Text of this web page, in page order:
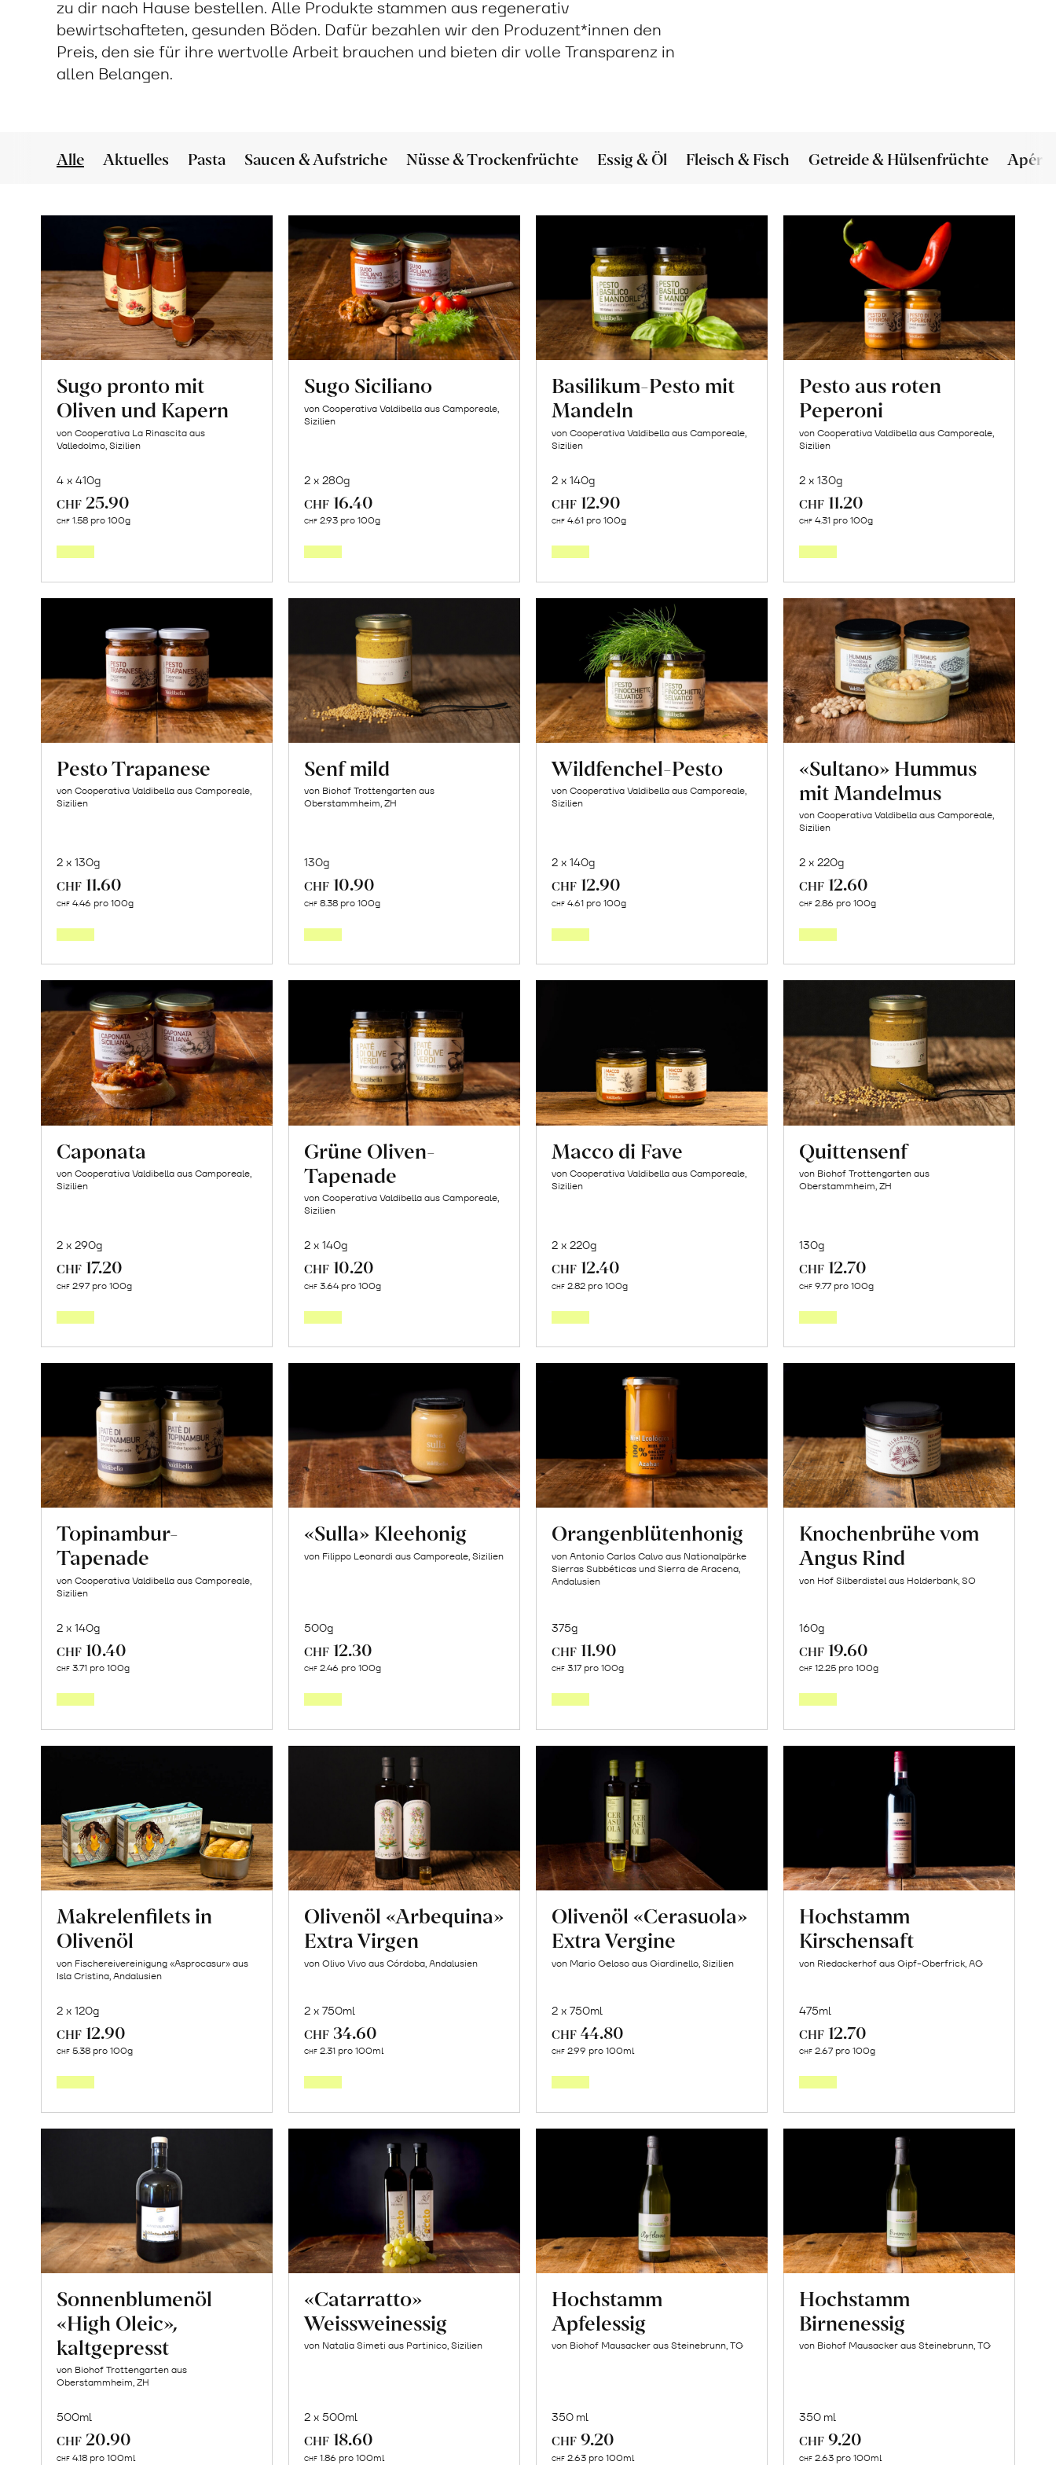
zu dir nach Hause bestellen. Alle Produkte stammen aus regenerativ
bewirtschafteten, gesunden Böden. Dafür bezahlen wir den Produzent*innen den
Preis, den sie für ihre wertvolle Arbeit brauchen und bieten dir volle Transparenz in
allen Belangen.
Alle Aktuelles Pasta Saucen & Aufstriche Nüsse & Trockenfrüchte Essig & Öl Fleisch & Fisch Getreide & Hülsenfrüchte Apéro
Sugo pronto mit
Oliven und Kapern
von Cooperativa La Rinascita aus
Valledolmo, Sizilien
4 x 410g
CHF 25.90
CHF 1.58 pro 100g
Sugo Siciliano
von Cooperativa Valdibella aus Camporeale,
Sizilien
2 x 280g
CHF 16.40
CHF 2.93 pro 100g
Basilikum-Pesto mit
Mandeln
von Cooperativa Valdibella aus Camporeale,
Sizilien
2 x 140g
CHF 12.90
CHF 4.61 pro 100g
Pesto aus roten
Peperoni
von Cooperativa Valdibella aus Camporeale,
Sizilien
2 x 130g
CHF 11.20
CHF 4.31 pro 100g
Pesto Trapanese
von Cooperativa Valdibella aus Camporeale,
Sizilien
2 x 130g
CHF 11.60
CHF 4.46 pro 100g
Senf mild
von Biohof Trottengarten aus
Oberstammheim, ZH
130g
CHF 10.90
CHF 8.38 pro 100g
Wildfenchel-Pesto
von Cooperativa Valdibella aus Camporeale,
Sizilien
2 x 140g
CHF 12.90
CHF 4.61 pro 100g
«Sultano» Hummus
mit Mandelmus
von Cooperativa Valdibella aus Camporeale,
Sizilien
2 x 220g
CHF 12.60
CHF 2.86 pro 100g
Caponata
von Cooperativa Valdibella aus Camporeale,
Sizilien
2 x 290g
CHF 17.20
CHF 2.97 pro 100g
Grüne Oliven-
Tapenade
von Cooperativa Valdibella aus Camporeale,
Sizilien
2 x 140g
CHF 10.20
CHF 3.64 pro 100g
Macco di Fave
von Cooperativa Valdibella aus Camporeale,
Sizilien
2 x 220g
CHF 12.40
CHF 2.82 pro 100g
Quittensenf
von Biohof Trottengarten aus
Oberstammheim, ZH
130g
CHF 12.70
CHF 9.77 pro 100g
Topinambur-
Tapenade
von Cooperativa Valdibella aus Camporeale,
Sizilien
2 x 140g
CHF 10.40
CHF 3.71 pro 100g
«Sulla» Kleehonig
von Filippo Leonardi aus Camporeale, Sizilien
500g
CHF 12.30
CHF 2.46 pro 100g
Orangenblütenhonig
von Antonio Carlos Calvo aus Nationalpärke
Sierras Subbéticas und Sierra de Aracena,
Andalusien
375g
CHF 11.90
CHF 3.17 pro 100g
Knochenbrühe vom
Angus Rind
von Hof Silberdistel aus Holderbank, SO
160g
CHF 19.60
CHF 12.25 pro 100g
Makrelenfilets in
Olivenöl
von Fischereivereinigung «Asprocasur» aus
Isla Cristina, Andalusien
2 x 120g
CHF 12.90
CHF 5.38 pro 100g
Olivenöl «Arbequina»
Extra Virgen
von Olivo Vivo aus Córdoba, Andalusien
2 x 750ml
CHF 34.60
CHF 2.31 pro 100ml
Olivenöl «Cerasuola»
Extra Vergine
von Mario Geloso aus Giardinello, Sizilien
2 x 750ml
CHF 44.80
CHF 2.99 pro 100ml
Hochstamm
Kirschensaft
von Riedackerhof aus Gipf-Oberfrick, AG
475ml
CHF 12.70
CHF 2.67 pro 100g
Sonnenblumenöl
«High Oleic»,
kaltgepresst
von Biohof Trottengarten aus
Oberstammheim, ZH
500ml
CHF 20.90
CHF 4.18 pro 100ml
«Catarratto»
Weissweinessig
von Natalia Simeti aus Partinico, Sizilien
2 x 500ml
CHF 18.60
CHF 1.86 pro 100ml
Hochstamm
Apfelessig
von Biohof Mausacker aus Steinebrunn, TG
350 ml
CHF 9.20
CHF 2.63 pro 100ml
Hochstamm
Birnenessig
von Biohof Mausacker aus Steinebrunn, TG
350 ml
CHF 9.20
CHF 2.63 pro 100ml